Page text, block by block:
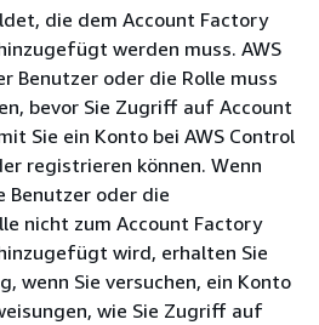
die dem Account Factory
werden muss. AWS
Benutzer oder die Rolle muss
bevor Sie Zugriff auf Account
Sie ein Konto bei AWS Control
registrieren können. Wenn
Benutzer oder die
nicht zum Account Factory
wird, erhalten Sie
wenn Sie versuchen, ein Konto
wie Sie Zugriff auf